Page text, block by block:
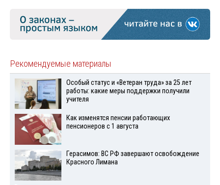
Рекомендуемые материалы
Особый статус и «Ветеран труда» за 25 лет
работы: какие меры поддержки получили
учителя
Как изменятся пенсии работающих
пенсионеров с 1 августа
Герасимов: ВС РФ завершают освобождение
Красного Лимана